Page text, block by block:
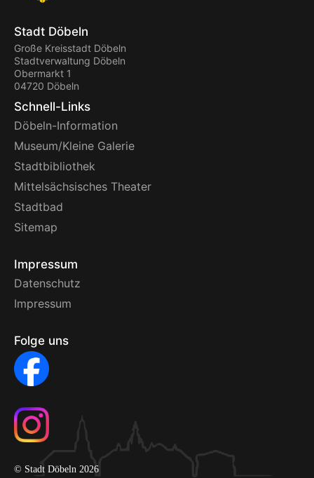
Stadt Döbeln
Große Kreisstadt Döbeln
Stadtverwaltung Döbeln
Obermarkt 1
04720 Döbeln
Schnell-Links
Döbeln-Information
Museum/Kleine Galerie
Stadtbibliothek
Mittelsächsisches Theater
Stadtbad
Sitemap
Impressum
Datenschutz
Impressum
Folge uns
© Stadt Döbeln 2026